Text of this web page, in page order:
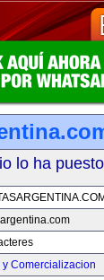
lo ha
y Comercializacion